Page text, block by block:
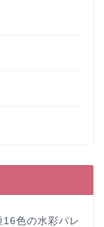
16色の水彩パレ